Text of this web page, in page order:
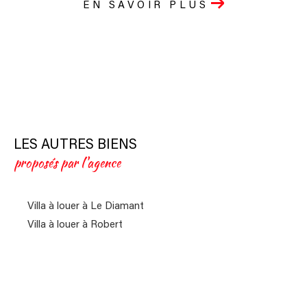
EN SAVOIR PLUS
LES AUTRES BIENS
proposés par l'agence
Villa à louer à Le Diamant
Villa à louer à Robert